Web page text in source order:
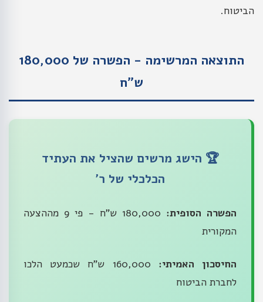
הביטוח.
התוצאה המרשימה - הפשרה של 180,000
ש״ח
🏆 הישג מרשים שהציל את העתיד
הכלכלי של ר'
הפשרה הסופית:
180,000 ש"ח - פי 9 מההצעה
המקורית
החיסכון האמיתי:
160,000 ש"ח שכמעט הלכו
לחברת הביטוח